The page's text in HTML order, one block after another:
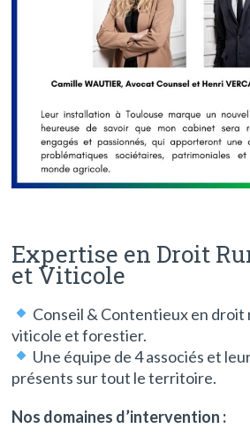
Expertise en Droit
et Viticole
Conseil & Contentieux en droit
viticole et forestier.
Une équipe de 4 associés et
présents sur tout le territoire.
Nos domaines d’intervention :